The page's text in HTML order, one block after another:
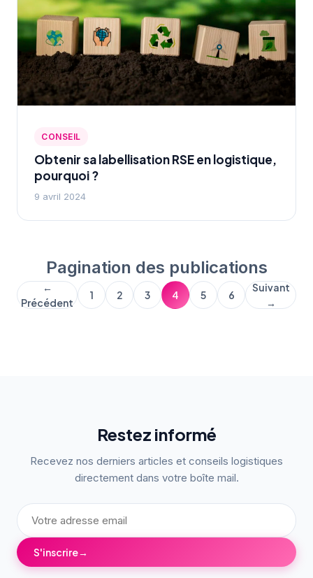
CONSEIL
Obtenir sa labellisation RSE en logistique,
pourquoi ?
9 avril 2024
Pagination des publications
←
Précédent
1 2 3 4 5 6
Suivant
→
Restez informé
Recevez nos derniers articles et conseils logistiques
directement dans votre boîte mail.
S'inscrire→